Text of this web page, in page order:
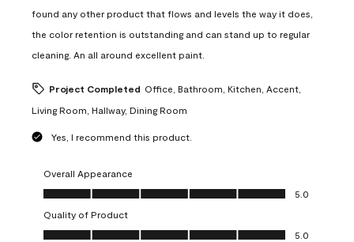
found any other product that flows and levels the way it does,
the color retention is outstanding and can stand up to regular
cleaning. An all around excellent paint.
Project Completed Office, Bathroom, Kitchen, Accent,
Living Room, Hallway, Dining Room
Yes, I recommend this product.
Overall Appearance
Overall Appearance, 5.0 out of 5
5.0
Quality of Product
Quality of Product, 5.0 out of 5
5.0